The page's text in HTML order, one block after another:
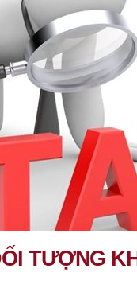
TƯỢNG